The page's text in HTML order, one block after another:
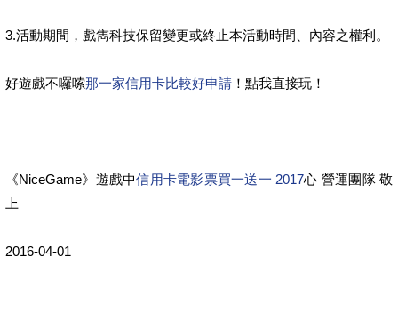
3.活動期間，戲雋科技保留變更或終止本活動時間、內容之權利。
好遊戲不囉嗦那一家信用卡比較好申請 ！點我直接玩！
《NiceGame》遊戲中信用卡電影票買一送一 2017心 營運團隊 敬
上
2016-04-01